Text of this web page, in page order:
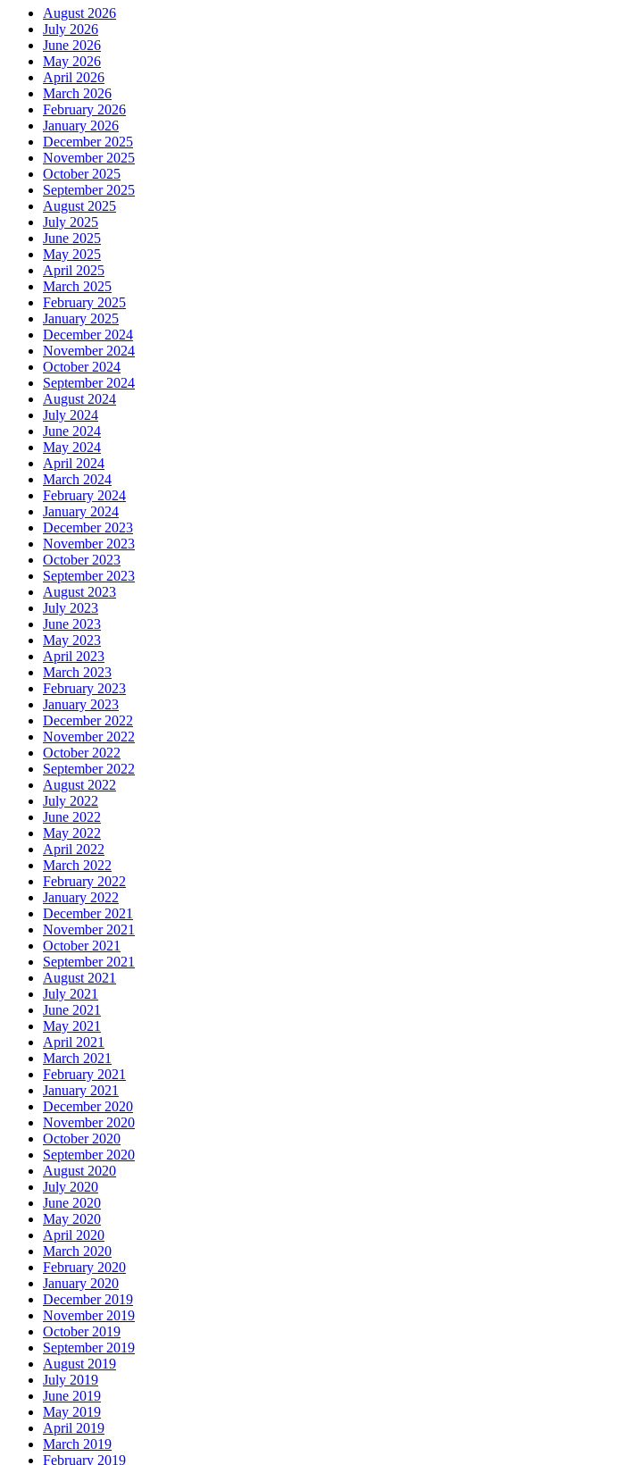
August 2026
July 2026
June 2026
May 2026
April 2026
March 2026
February 2026
January 2026
December 2025
November 2025
October 2025
September 2025
August 2025
July 2025
June 2025
May 2025
April 2025
March 2025
February 2025
January 2025
December 2024
November 2024
October 2024
September 2024
August 2024
July 2024
June 2024
May 2024
April 2024
March 2024
February 2024
January 2024
December 2023
November 2023
October 2023
September 2023
August 2023
July 2023
June 2023
May 2023
April 2023
March 2023
February 2023
January 2023
December 2022
November 2022
October 2022
September 2022
August 2022
July 2022
June 2022
May 2022
April 2022
March 2022
February 2022
January 2022
December 2021
November 2021
October 2021
September 2021
August 2021
July 2021
June 2021
May 2021
April 2021
March 2021
February 2021
January 2021
December 2020
November 2020
October 2020
September 2020
August 2020
July 2020
June 2020
May 2020
April 2020
March 2020
February 2020
January 2020
December 2019
November 2019
October 2019
September 2019
August 2019
July 2019
June 2019
May 2019
April 2019
March 2019
February 2019